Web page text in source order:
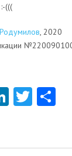
(((
, 2020
LinkedIn